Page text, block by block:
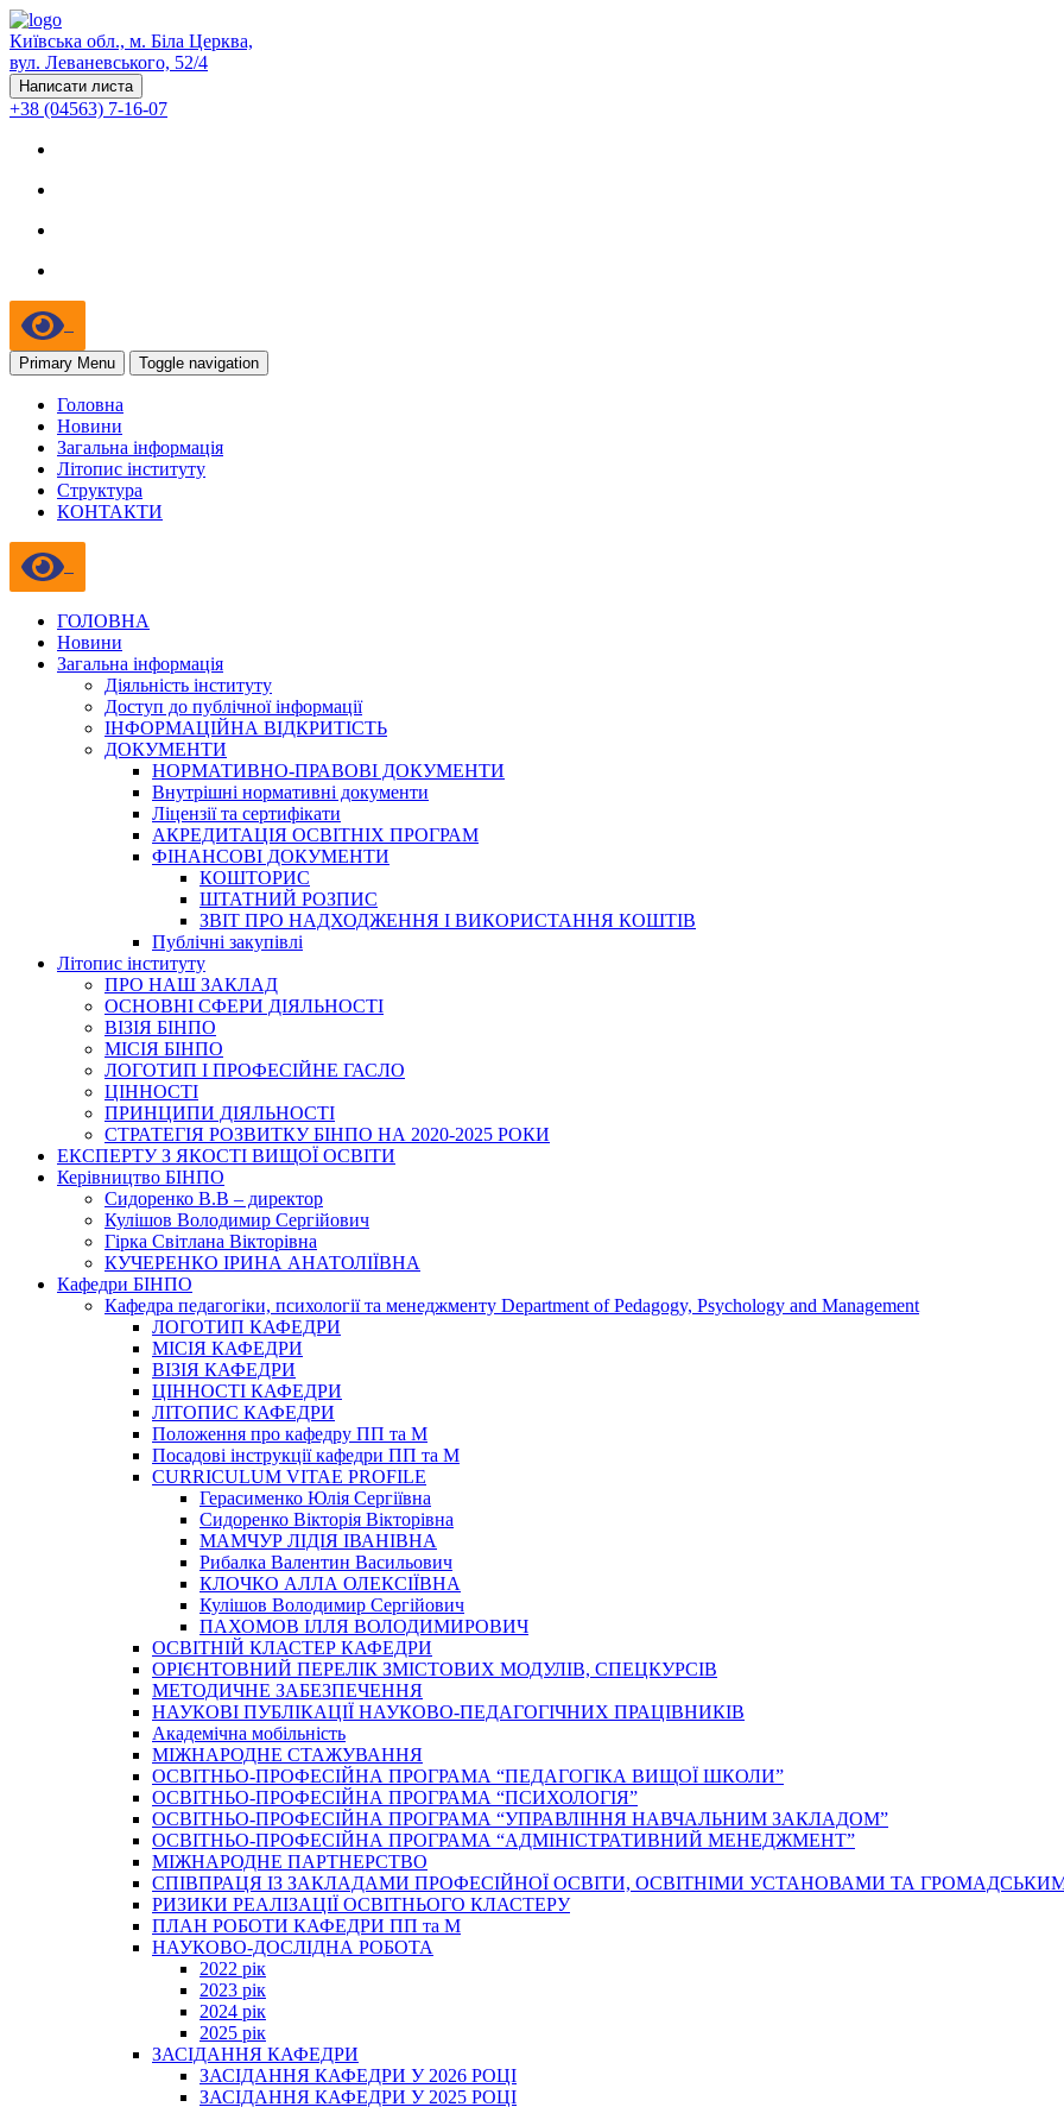
Київська обл., м. Біла Церква,
вул. Леваневського, 52/4
Написати листа
+38 (04563) 7-16-07
Primary Menu Toggle navigation
Головна
Новини
Загальна інформація
Літопис інституту
Структура
КОНТАКТИ
ГОЛОВНА
Новини
Загальна інформація
Діяльність інституту
Доступ до публічної інформації
ІНФОРМАЦІЙНА ВІДКРИТІСТЬ
ДОКУМЕНТИ
НОРМАТИВНО-ПРАВОВІ ДОКУМЕНТИ
Внутрішні нормативні документи
Ліцензії та сертифікати
АКРЕДИТАЦІЯ ОСВІТНІХ ПРОГРАМ
ФІНАНСОВІ ДОКУМЕНТИ
КОШТОРИС
ШТАТНИЙ РОЗПИС
ЗВІТ ПРО НАДХОДЖЕННЯ І ВИКОРИСТАННЯ КОШТІВ
Публічні закупівлі
Літопис інституту
ПРО НАШ ЗАКЛАД
ОСНОВНІ СФЕРИ ДІЯЛЬНОСТІ
ВІЗІЯ БІНПО
МІСІЯ БІНПО
ЛОГОТИП І ПРОФЕСІЙНЕ ГАСЛО
ЦІННОСТІ
ПРИНЦИПИ ДІЯЛЬНОСТІ
СТРАТЕГІЯ РОЗВИТКУ БІНПО НА 2020-2025 РОКИ
ЕКСПЕРТУ З ЯКОСТІ ВИЩОЇ ОСВІТИ
Керівництво БІНПО
Сидоренко В.В – директор
Кулішов Володимир Сергійович
Гірка Світлана Вікторівна
КУЧЕРЕНКО ІРИНА АНАТОЛІЇВНА
Кафедри БІНПО
Кафедра педагогіки, психології та менеджменту Department of Pedagogy, Psychology and Management
ЛОГОТИП КАФЕДРИ
МІСІЯ КАФЕДРИ
ВІЗІЯ КАФЕДРИ
ЦІННОСТІ КАФЕДРИ
ЛІТОПИС КАФЕДРИ
Положення про кафедру ПП та М
Посадові інструкції кафедри ПП та М
CURRICULUM VITAE PROFILE
Герасименко Юлія Сергіївна
Сидоренко Вікторія Вікторівна
МАМЧУР ЛІДІЯ ІВАНІВНА
Рибалка Валентин Васильович
КЛОЧКО АЛЛА ОЛЕКСІЇВНА
Кулішов Володимир Сергійович
ПАХОМОВ ІЛЛЯ ВОЛОДИМИРОВИЧ
ОСВІТНІЙ КЛАСТЕР КАФЕДРИ
ОРІЄНТОВНИЙ ПЕРЕЛІК ЗМІСТОВИХ МОДУЛІВ, СПЕЦКУРСІВ
МЕТОДИЧНЕ ЗАБЕЗПЕЧЕННЯ
НАУКОВІ ПУБЛІКАЦІЇ НАУКОВО-ПЕДАГОГІЧНИХ ПРАЦІВНИКІВ
Академічна мобільність
МІЖНАРОДНЕ СТАЖУВАННЯ
ОСВІТНЬО-ПРОФЕСІЙНА ПРОГРАМА “ПЕДАГОГІКА ВИЩОЇ ШКОЛИ”
ОСВІТНЬО-ПРОФЕСІЙНА ПРОГРАМА “ПСИХОЛОГІЯ”
ОСВІТНЬО-ПРОФЕСІЙНА ПРОГРАМА “УПРАВЛІННЯ НАВЧАЛЬНИМ ЗАКЛАДОМ”
ОСВІТНЬО-ПРОФЕСІЙНА ПРОГРАМА “АДМІНІСТРАТИВНИЙ МЕНЕДЖМЕНТ”
МІЖНАРОДНЕ ПАРТНЕРСТВО
СПІВПРАЦЯ ІЗ ЗАКЛАДАМИ ПРОФЕСІЙНОЇ ОСВІТИ, ОСВІТНІМИ УСТАНОВАМИ ТА
РИЗИКИ РЕАЛІЗАЦІЇ ОСВІТНЬОГО КЛАСТЕРУ
ПЛАН РОБОТИ КАФЕДРИ ПП та М
НАУКОВО-ДОСЛІДНА РОБОТА
2022 рік
2023 рік
2024 рік
2025 рік
ЗАСІДАННЯ КАФЕДРИ
ЗАСІДАННЯ КАФЕДРИ У 2026 РОЦІ
ЗАСІДАННЯ КАФЕДРИ У 2025 РОЦІ